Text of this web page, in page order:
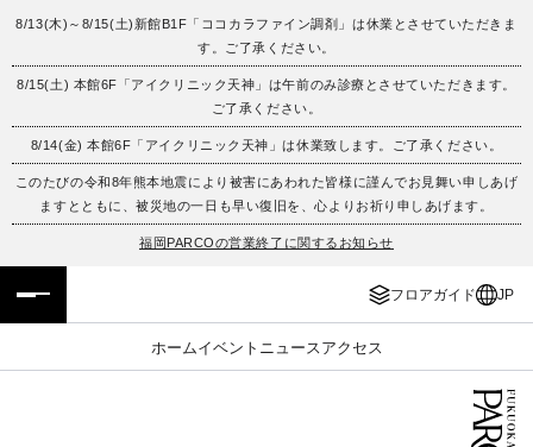
8/13(木)～8/15(土)新館B1F「ココカラファイン調剤」は休業とさせていただきま
す。ご了承ください。
8/15(土) 本館6F「アイクリニック天神」は午前のみ診療とさせていただきます。
ご了承ください。
8/14(金) 本館6F「アイクリニック天神」は休業致します。ご了承ください。
このたびの令和8年熊本地震により被害にあわれた皆様に謹んでお見舞い申しあげ
ますとともに、被災地の一日も早い復旧を、心よりお祈り申しあげます。
福岡PARCOの営業終了に関するお知らせ
フロアガイド JP
ホームイベント ニュース アクセス
フロアガイド
施設案内・アクセス
イベント・ポップアップ
レストラン・カフェ
ENGLISH
繁体字
簡体字
ภาษาไทย